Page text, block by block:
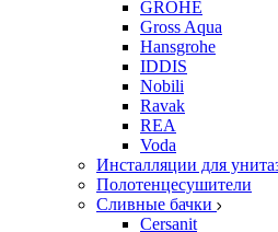
GROHE
Gross Aqua
Hansgrohe
IDDIS
Nobili
Ravak
REA
Voda
Инсталляции для
Полотенцесушители
Сливные бачки
Cersanit